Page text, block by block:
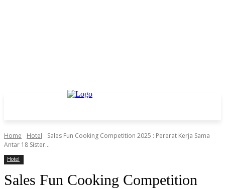
Home Hotel
Sales Fun Cooking Competition 2025 : Pererat Kerja Sama
Antar 18 Sister...
Hotel
Sales Fun Cooking Competition